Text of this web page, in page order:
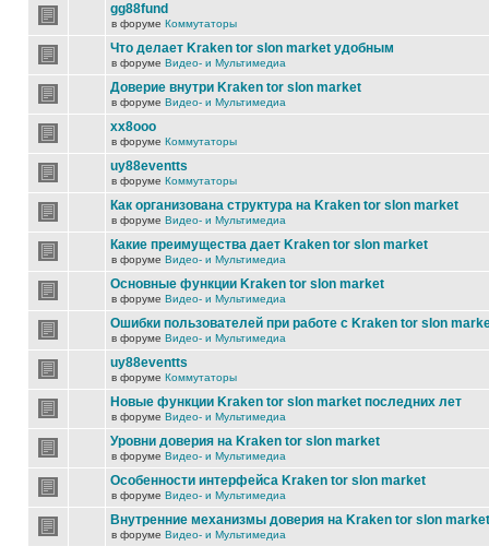
gg88fund
в форуме Коммутаторы
Что делает Kraken tor slon market удобным
в форуме Видео- и Мультимедиа
Доверие внутри Kraken tor slon market
в форуме Видео- и Мультимедиа
xx8ooo
в форуме Коммутаторы
uy88eventts
в форуме Коммутаторы
Как организована структура на Kraken tor slon market
в форуме Видео- и Мультимедиа
Какие преимущества дает Kraken tor slon market
в форуме Видео- и Мультимедиа
Основные функции Kraken tor slon market
в форуме Видео- и Мультимедиа
Ошибки пользователей при работе с Kraken tor slon
в форуме Видео- и Мультимедиа
uy88eventts
в форуме Коммутаторы
Новые функции Kraken tor slon market последних лет
в форуме Видео- и Мультимедиа
Уровни доверия на Kraken tor slon market
в форуме Видео- и Мультимедиа
Особенности интерфейса Kraken tor slon market
в форуме Видео- и Мультимедиа
Внутренние механизмы доверия на Kraken tor slon market
в форуме Видео- и Мультимедиа